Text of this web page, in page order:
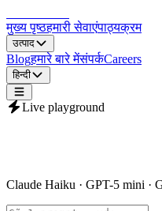
मुख्य पृष्ठहमारी सेवाएंपाठ्यक्रम
उत्पाद
Blogहमारे बारे मेंसंपर्कCareers
हिन्दी
Live playground
Claude Haiku · GPT-5 mini ·